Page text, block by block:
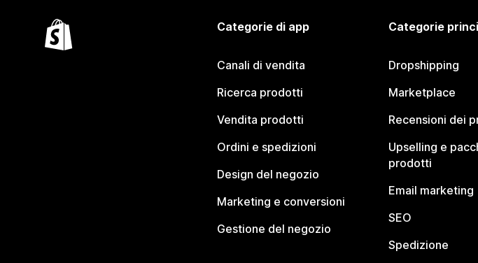
Categorie di app
Canali di vendita
Ricerca prodotti
Vendita prodotti
Ordini e spedizioni
Design del negozio
Marketing e conversioni
Gestione del negozio
Categorie
Dropshipping
Marketplace
Recensioni dei
Upselling e
prodotti
Email marketing
SEO
Spedizione